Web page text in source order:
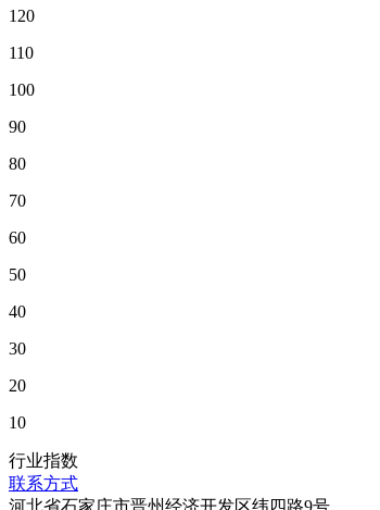
120
110
100
90
80
70
60
50
40
30
20
10
行业指数
联系方式
河北省石家庄市晋州经济开发区纬四路9号